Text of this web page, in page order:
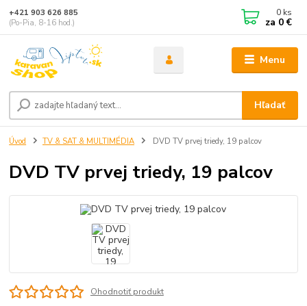
Menu
Hľadať
+421 903 626 885
(Po-Pia, 8-16 hod.)
0 ks
za 0 €
Úvod TV & SAT & MULTIMÉDIA DVD TV prvej triedy, 19 palcov
DVD TV prvej triedy, 19 palcov
Ohodnotiť produkt